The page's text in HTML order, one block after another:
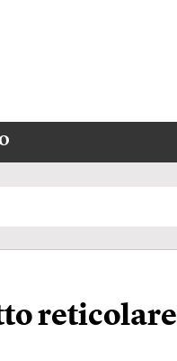
reticolare